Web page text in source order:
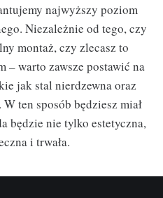
najwyższy poziom
Niezależnie od tego, czy
montaż, czy zlecasz to
– warto zawsze postawić na
jak stal nierdzewna oraz
ten sposób będziesz miał
będzie nie tylko estetyczna,
i trwała.